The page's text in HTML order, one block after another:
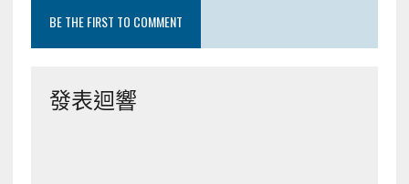
BE THE FIRST TO COMMENT
發表迴響